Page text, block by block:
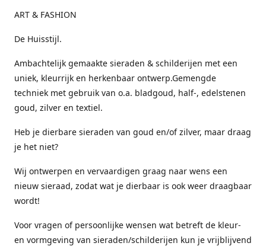
ART & FASHION
De Huisstijl.
Ambachtelijk gemaakte sieraden & schilderijen met een
uniek, kleurrijk en herkenbaar ontwerp.Gemengde
techniek met gebruik van o.a. bladgoud, half-, edelstenen
goud, zilver en textiel.
Heb je dierbare sieraden van goud en/of zilver, maar draag
je het niet?
Wij ontwerpen en vervaardigen graag naar wens een
nieuw sieraad, zodat wat je dierbaar is ook weer draagbaar
wordt!
Voor vragen of persoonlijke wensen wat betreft de kleur-
en vormgeving van sieraden/schilderijen kun je vrijblijvend